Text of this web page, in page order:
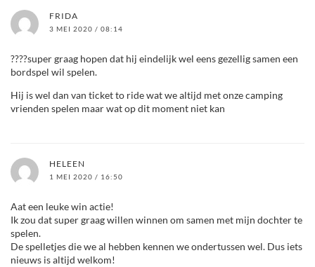
FRIDA
3 MEI 2020 / 08:14
????super graag hopen dat hij eindelijk wel eens gezellig samen een
bordspel wil spelen.
Hij is wel dan van ticket to ride wat we altijd met onze camping
vrienden spelen maar wat op dit moment niet kan
HELEEN
1 MEI 2020 / 16:50
Aat een leuke win actie!
Ik zou dat super graag willen winnen om samen met mijn dochter te
spelen.
De spelletjes die we al hebben kennen we ondertussen wel. Dus iets
nieuws is altijd welkom!